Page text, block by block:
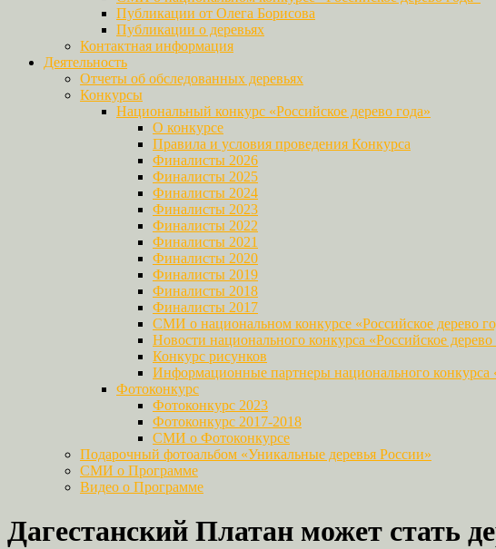
Публикации от Олега Борисова
Публикации о деревьях
Контактная информация
Деятельность
Отчеты об обследованных деревьях
Конкурсы
Национальный конкурс «Российское дерево года»
О конкурсе
Правила и условия проведения Конкурса
Финалисты 2026
Финалисты 2025
Финалисты 2024
Финалисты 2023
Финалисты 2022
Финалисты 2021
Финалисты 2020
Финалисты 2019
Финалисты 2018
Финалисты 2017
СМИ о национальном конкурсе «Российское дерево
Новости национального конкурса «Российское дерево
Конкурс рисунков
Информационные партнеры национального конкурса
Фотоконкурс
Фотоконкурс 2023
Фотоконкурс 2017-2018
СМИ о Фотоконкурсе
Подарочный фотоальбом «Уникальные деревья России»
СМИ о Программе
Видео о Программе
Дагестанский Платан может стать